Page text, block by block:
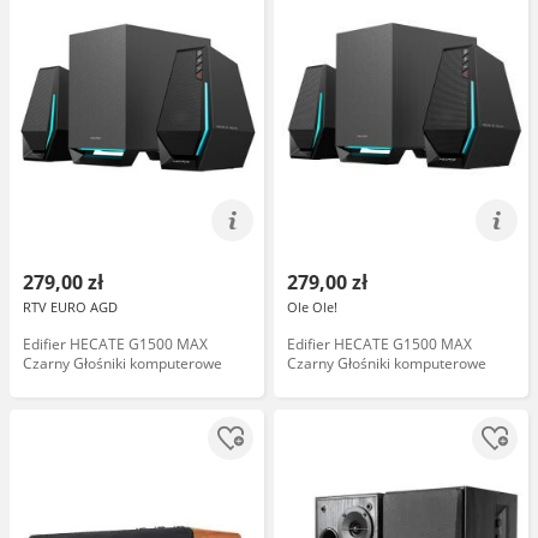
279,00 zł
RTV EURO AGD
Edifier HECATE G1500 MAX
Czarny Głośniki komputerowe
279,00 zł
Ole Ole!
Edifier HECATE G1500 MAX
Czarny Głośniki komputerowe